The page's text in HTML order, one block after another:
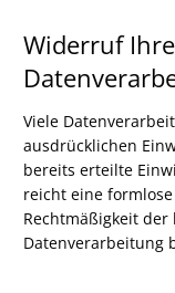
Widerruf
Viele
ausdrücklichen
bereits erteilte
reicht eine
Rechtmäßigkeit
Datenverarbeitung